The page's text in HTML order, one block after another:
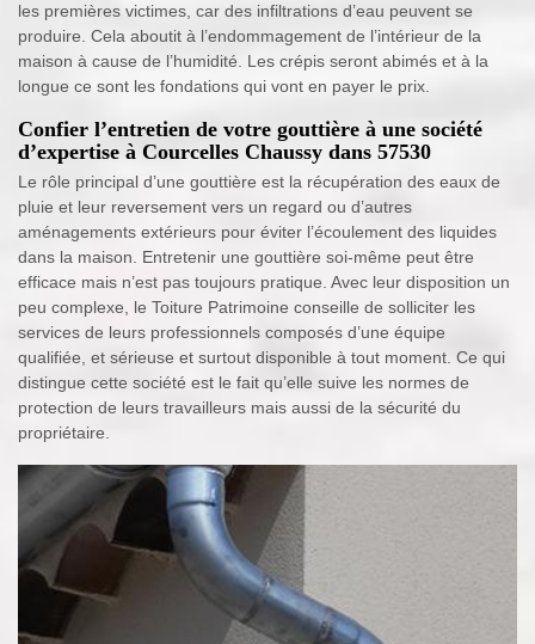
les premières victimes, car des infiltrations d’eau peuvent se
produire. Cela aboutit à l’endommagement de l’intérieur de la
maison à cause de l’humidité. Les crépis seront abimés et à la
longue ce sont les fondations qui vont en payer le prix.
Confier l’entretien de votre gouttière à une société
d’expertise à Courcelles Chaussy dans 57530
Le rôle principal d’une gouttière est la récupération des eaux de
pluie et leur reversement vers un regard ou d’autres
aménagements extérieurs pour éviter l’écoulement des liquides
dans la maison. Entretenir une gouttière soi-même peut être
efficace mais n’est pas toujours pratique. Avec leur disposition un
peu complexe, le Toiture Patrimoine conseille de solliciter les
services de leurs professionnels composés d’une équipe
qualifiée, et sérieuse et surtout disponible à tout moment. Ce qui
distingue cette société est le fait qu’elle suive les normes de
protection de leurs travailleurs mais aussi de la sécurité du
propriétaire.